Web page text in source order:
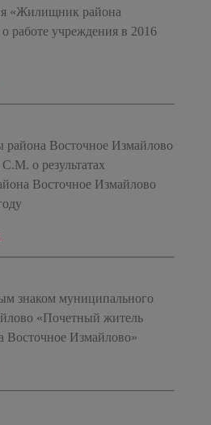
«Жилищник района
работе учреждения в 2016
района Восточное Измайлово
о результатах
Восточное Измайлово
знаком муниципального
«Почетный житель
Восточное Измайлово»